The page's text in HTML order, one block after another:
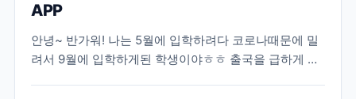
APP
안녕~ 반가워! 나는 5월에 입학하려다 코로나때문에 밀
려서 9월에 입학하게된 학생이야ㅎㅎ 출국을 급하게 서